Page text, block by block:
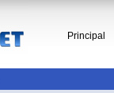
Principal